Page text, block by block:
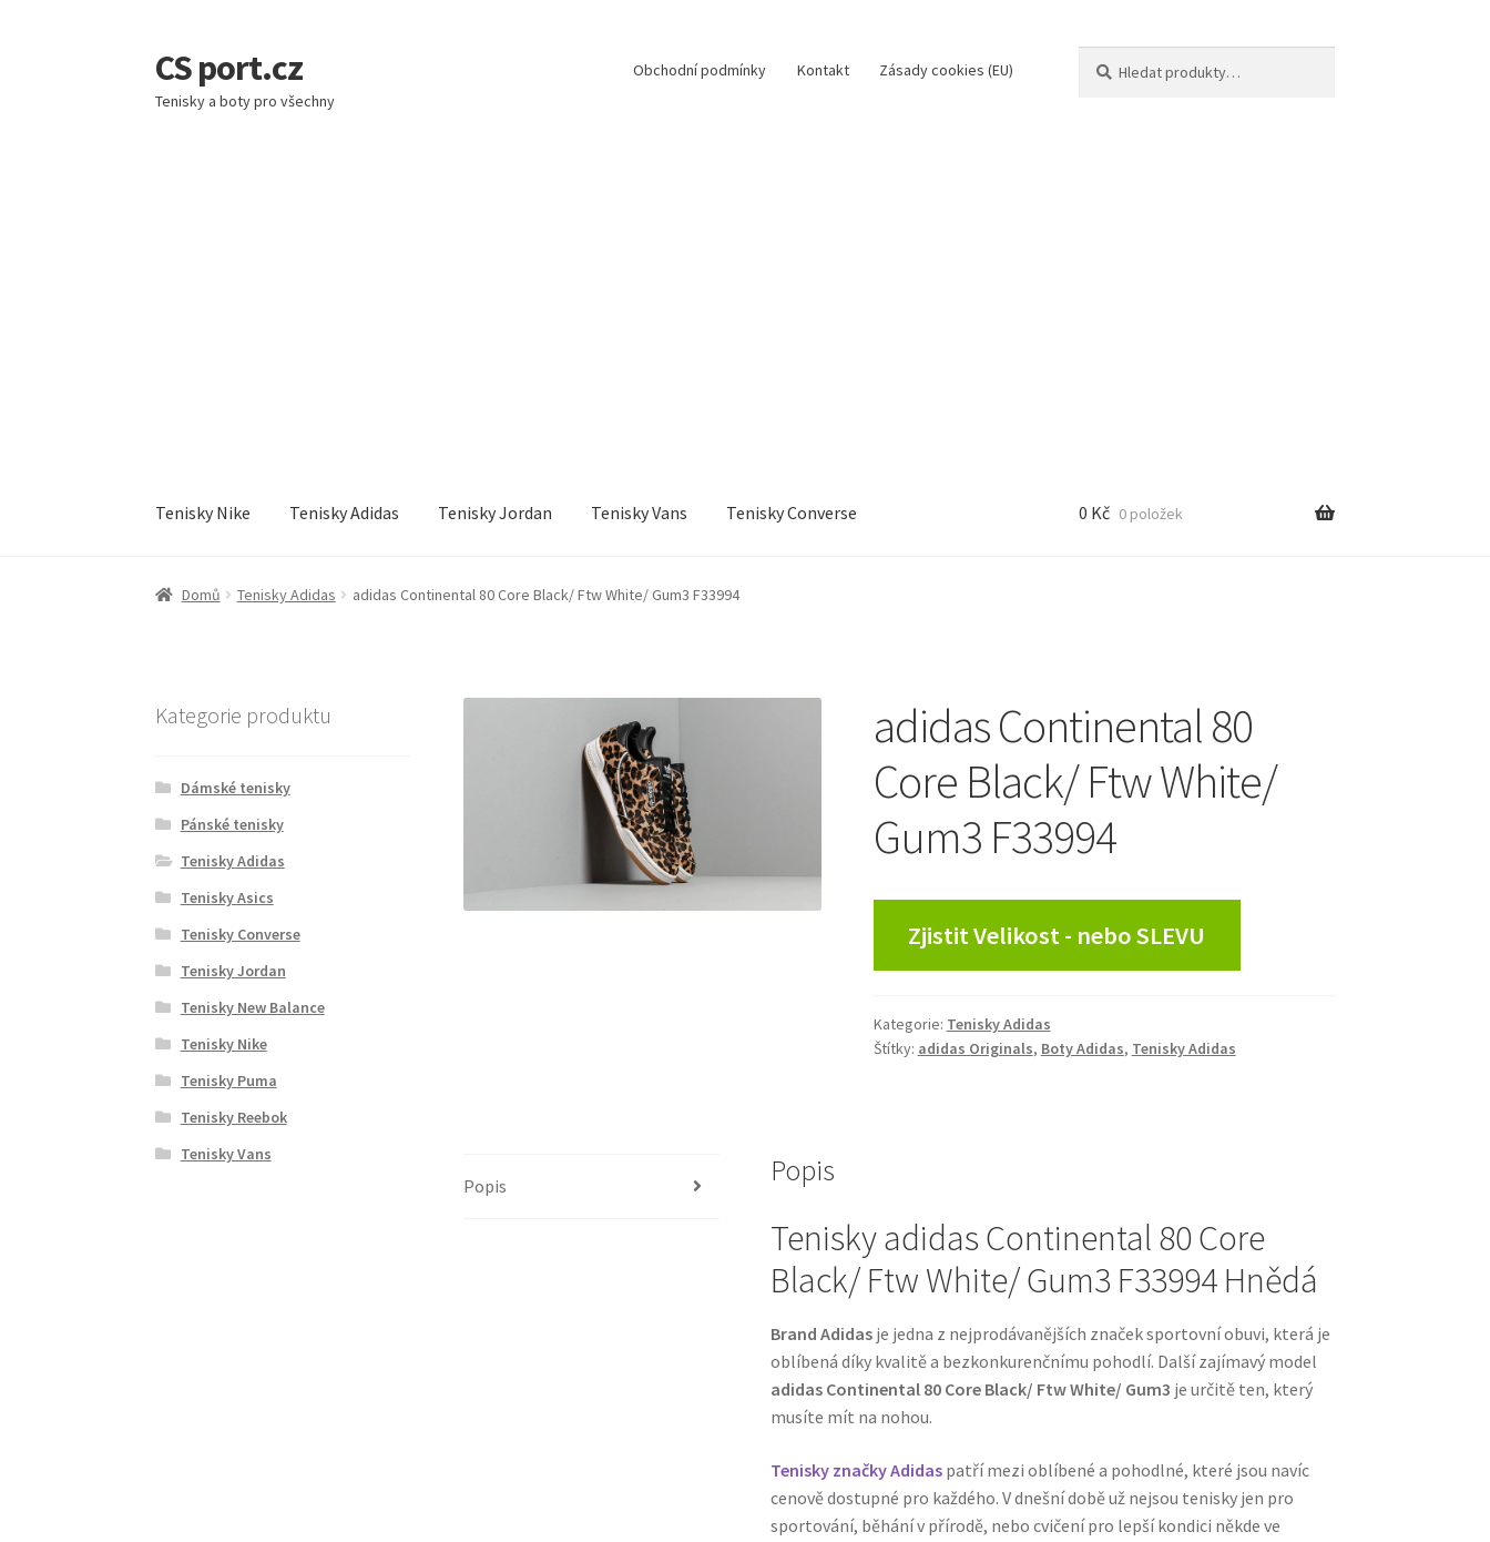
Přeskočit
na
navigaci
Přejít
k
obsahu
CS port.cz
Tenisky a boty pro všechny
Obchodní podmínky Kontakt Zásady cookies (EU)
Tenisky Nike Tenisky Adidas Tenisky Jordan Tenisky Vans Tenisky Converse
Úvodní stránka Doprava a doba dodání GDPR osobní údaje Jak to fungujeKontakt
0 Kč 0 položek
Domů Tenisky Adidas adidas Continental 80 Core Black/ Ftw White/ Gum3 F33994
adidas Continental 80
Core Black/ Ftw White/
Gum3 F33994
Zjistit Velikost - nebo SLEVU
Kategorie: Tenisky Adidas
Štítky: adidas Originals, Boty Adidas, Tenisky Adidas
Popis Popis
Tenisky adidas Continental 80 Core
Black/ Ftw White/ Gum3 F33994 Hnědá
Brand Adidas je jedna z nejprodávanějších značek sportovní obuvi, která je
oblíbená díky kvalitě a bezkonkurenčnímu pohodlí. Další zajímavý model
adidas Continental 80 Core Black/ Ftw White/ Gum3 je určitě ten, který
musíte mít na nohou.
Tenisky značky Adidas patří mezi oblíbené a pohodlné, které jsou navíc
cenově dostupné pro každého. V dnešní době už nejsou tenisky jen pro
sportování, běhání v přírodě, nebo cvičení pro lepší kondici někde ve
Kategorie produktu
Dámské tenisky
Pánské tenisky
Tenisky Adidas
Tenisky Asics
Tenisky Converse
Tenisky Jordan
Tenisky New Balance
Tenisky Nike
Tenisky Puma
Tenisky Reebok
Tenisky Vans